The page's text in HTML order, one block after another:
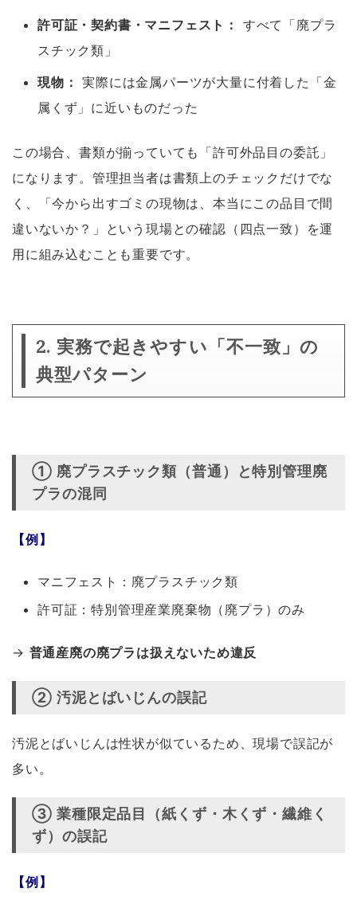
許可証・契約書・マニフェスト：
すべて「廃プラ
スチック類」
現物： 実際には金属パーツが大量に付着した「金
属くず」に近いものだった
この場合、書類が揃っていても「許可外品目の委託」
になります。管理担当者は書類上のチェックだけでな
く、「今から出すゴミの現物は、本当にこの品目で間
違いないか？」という現場との確認（四点一致）を運
用に組み込むことも重要です。
2. 実務で起きやすい「不一致」の
典型パターン
① 廃プラスチック類（普通）と特別管理廃
プラの混同
【例】
マニフェスト：廃プラスチック類
許可証：特別管理産業廃棄物（廃プラ）のみ
→ 普通産廃の廃プラは扱えないため違反
② 汚泥とばいじんの誤記
汚泥とばいじんは性状が似ているため、現場で誤記が
多い。
③ 業種限定品目（紙くず・木くず・繊維く
ず）の誤記
【例】